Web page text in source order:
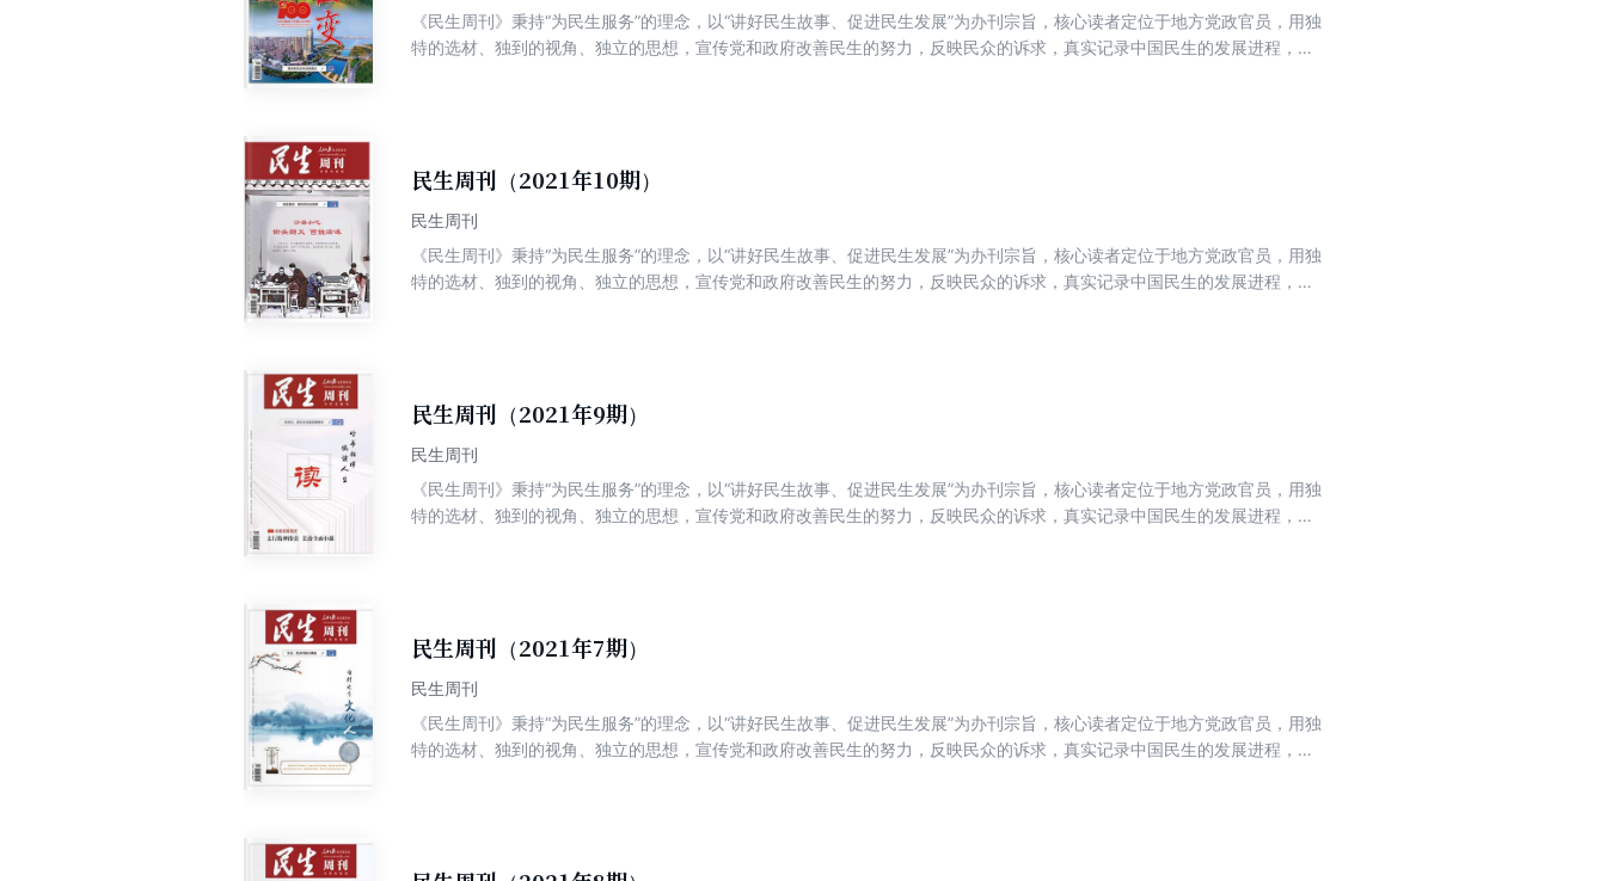
《民生周刊》秉持“为民生服务”的理念，以“讲好民生故事、促进民生发展”为办刊宗旨，核心读者定位于地方党政官员，用独
特的选材、独到的视角、独立的思想，宣传党和政府改善民生的努力，反映民众的诉求，真实记录中国民生的发展进程，力
民生周刊（2021年10期）
民生周刊
《民生周刊》秉持“为民生服务”的理念，以“讲好民生故事、促进民生发展”为办刊宗旨，核心读者定位于地方党政官员，用独
特的选材、独到的视角、独立的思想，宣传党和政府改善民生的努力，反映民众的诉求，真实记录中国民生的发展进程，力
民生周刊（2021年9期）
民生周刊
《民生周刊》秉持“为民生服务”的理念，以“讲好民生故事、促进民生发展”为办刊宗旨，核心读者定位于地方党政官员，用独
特的选材、独到的视角、独立的思想，宣传党和政府改善民生的努力，反映民众的诉求，真实记录中国民生的发展进程，力
民生周刊（2021年7期）
民生周刊
《民生周刊》秉持“为民生服务”的理念，以“讲好民生故事、促进民生发展”为办刊宗旨，核心读者定位于地方党政官员，用独
特的选材、独到的视角、独立的思想，宣传党和政府改善民生的努力，反映民众的诉求，真实记录中国民生的发展进程，力